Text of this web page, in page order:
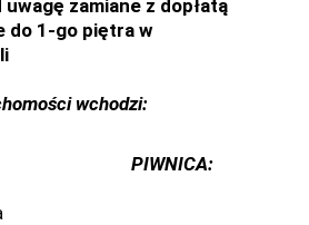
zamiane z dopłatą
do 1-go piętra w
wchodzi:
PIWNICA: